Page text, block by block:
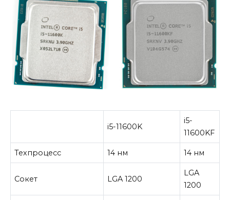
i5-11600K
i5-
11600KF
Техпроцесс 14 нм 14 нм
Сокет LGA 1200
LGA
1200